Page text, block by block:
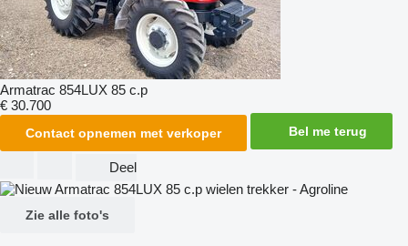
Armatrac 854LUX 85 c.p
€ 30.700
Contact opnemen met verkoper Bel me terug
Deel
Zie alle foto's